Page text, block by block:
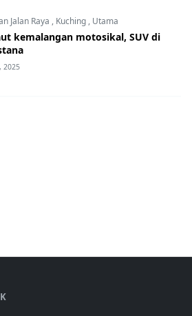
Jalan Raya , Kuching , Utama
kemalangan motosikal, SUV di
2025